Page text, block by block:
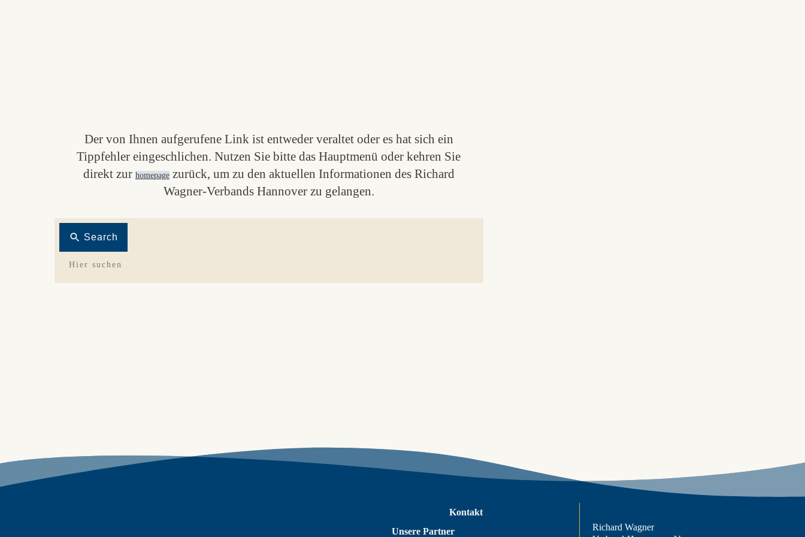
Der von Ihnen aufgerufene Link ist entweder veraltet oder es hat sich ein
Tippfehler eingeschlichen. Nutzen Sie bitte das Hauptmenü oder kehren Sie
direkt zur homepagezurück, um zu den aktuellen Informationen des Richard
Wagner-Verbands Hannover zu gelangen.
Search
Kontakt
Unsere Partner
Richard Wagner